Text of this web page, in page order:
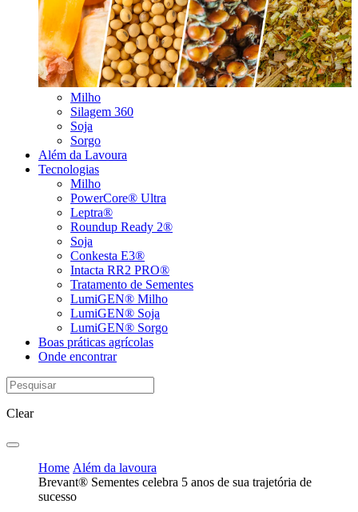
Milho
Silagem 360
Soja
Sorgo
Além da Lavoura
Tecnologias
Milho
PowerCore® Ultra
Leptra®
Roundup Ready 2®
Soja
Conkesta E3®
Intacta RR2 PRO®
Tratamento de Sementes
LumiGEN® Milho
LumiGEN® Soja
LumiGEN® Sorgo
Boas práticas agrícolas
Onde encontrar
Clear
Home Além da lavoura
Brevant® Sementes celebra 5 anos de sua trajetória de
sucesso